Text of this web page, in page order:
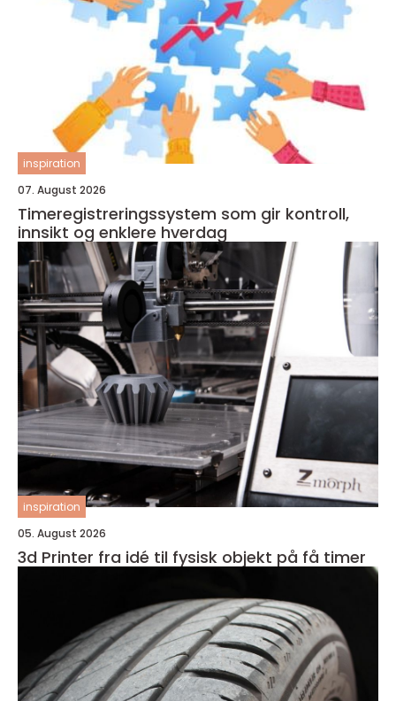
inspiration
07. August 2026
Timeregistreringssystem som gir kontroll,
innsikt og enklere hverdag
inspiration
05. August 2026
3d Printer fra idé til fysisk objekt på få timer